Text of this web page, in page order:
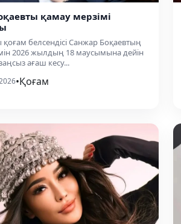
қамау мерзімі
белсендісі Санжар Боқаевтың
2026 жылдың 18 маусымына дейін
ағаш кесу...
•Қоғам